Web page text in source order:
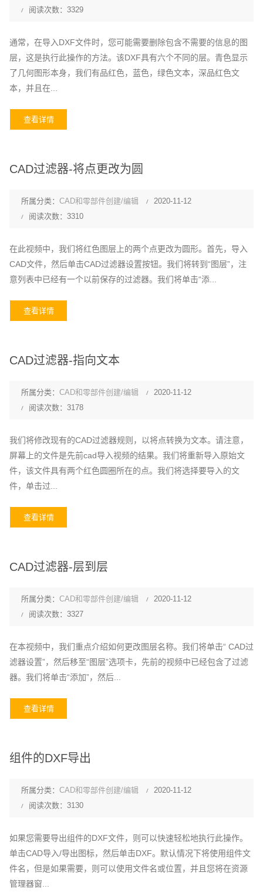
阅读次数：3329
通常，在导入DXF文件时，您可能需要删除包含不需要的信息的图
层，这是执行此操作的方法。该DXF具有六个不同的层。青色显示
了几何图形本身，我们有品红色，蓝色，绿色文本，深品红色文
本，并且在...
查看详情
CAD过滤器-将点更改为圆
所属分类： CAD和零部件创建/编辑
2020-11-12
阅读次数：3310
在此视频中，我们将红色图层上的两个点更改为圆形。首先，导入
CAD文件，然后单击CAD过滤器设置按钮。我们将转到“图层”，注
意列表中已经有一个以前保存的过滤器。我们将单击“添...
查看详情
CAD过滤器-指向文本
所属分类： CAD和零部件创建/编辑
2020-11-12
阅读次数：3178
我们将修改现有的CAD过滤器规则，以将点转换为文本。请注意，
屏幕上的文件是先前cad导入视频的结果。我们将重新导入原始文
件，该文件具有两个红色圆圈所在的点。我们将选择要导入的文
件，单击过...
查看详情
CAD过滤器-层到层
所属分类： CAD和零部件创建/编辑
2020-11-12
阅读次数：3327
在本视频中，我们重点介绍如何更改图层名称。我们将单击“ CAD过
滤器设置”，然后移至“图层”选项卡，先前的视频中已经包含了过滤
器。我们将单击“添加”，然后...
查看详情
组件的DXF导出
所属分类： CAD和零部件创建/编辑
2020-11-12
阅读次数：3130
如果您需要导出组件的DXF文件，则可以快速轻松地执行此操作。
单击CAD导入/导出图标，然后单击DXF。默认情况下将使用组件文
件名，但是如果需要，则可以使用文件名或位置，并且您将在资源
管理器窗...